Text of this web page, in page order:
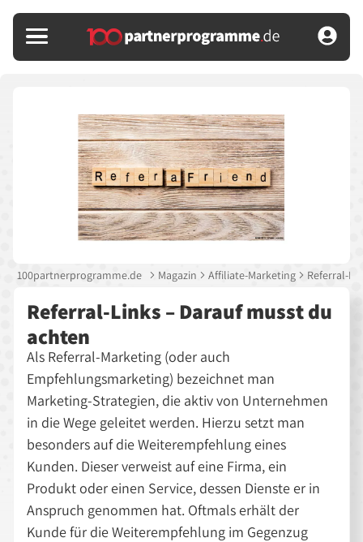
100partnerprogramme.de Magazin Affiliate-Marketing Referral-
Referral-Links – Darauf musst du
achten
Als Referral-Marketing (oder auch
Empfehlungsmarketing) bezeichnet man
Marketing-Strategien, die aktiv von Unternehmen
in die Wege geleitet werden. Hierzu setzt man
besonders auf die Weiterempfehlung eines
Kunden. Dieser verweist auf eine Firma, ein
Produkt oder einen Service, dessen Dienste er in
Anspruch genommen hat. Oftmals erhält der
Kunde für die Weiterempfehlung im Gegenzug